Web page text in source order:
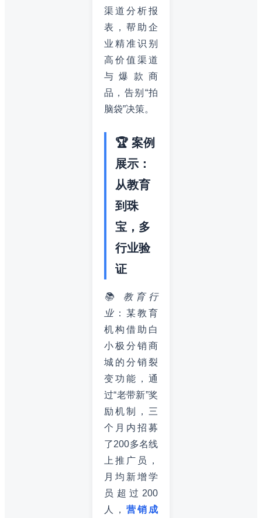
渠道分析报
表，帮助企
业精准识别
高价值渠道
与爆款商
品，告别“拍
脑袋”决策。
🏆 案例
展示：
从教育
到珠
宝，多
行业验
证
📚 教育行
业 ：某教育
机构借助白
小极分销商
城的分销裂
变功能，通
过“老带新”奖
励机制，三
个月内招募
了200多名线
上推广员，
月均新增学
员超过200
人， 营销成